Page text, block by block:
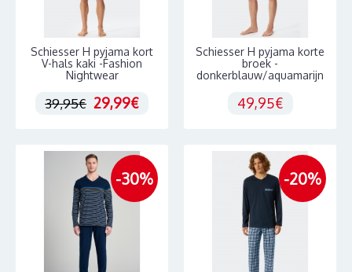
Schiesser H pyjama kort
V-hals kaki -Fashion
Nightwear
39,95€ 29,99€
Schiesser H pyjama korte
broek -
donkerblauw/aquamarijn
49,95€
-30% -20%